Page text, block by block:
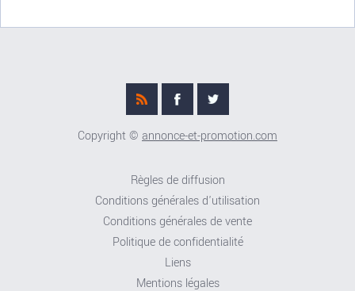
Copyright © annonce-et-promotion.com
Règles de diffusion
Conditions générales d'utilisation
Conditions générales de vente
Politique de confidentialité
Liens
Mentions légales